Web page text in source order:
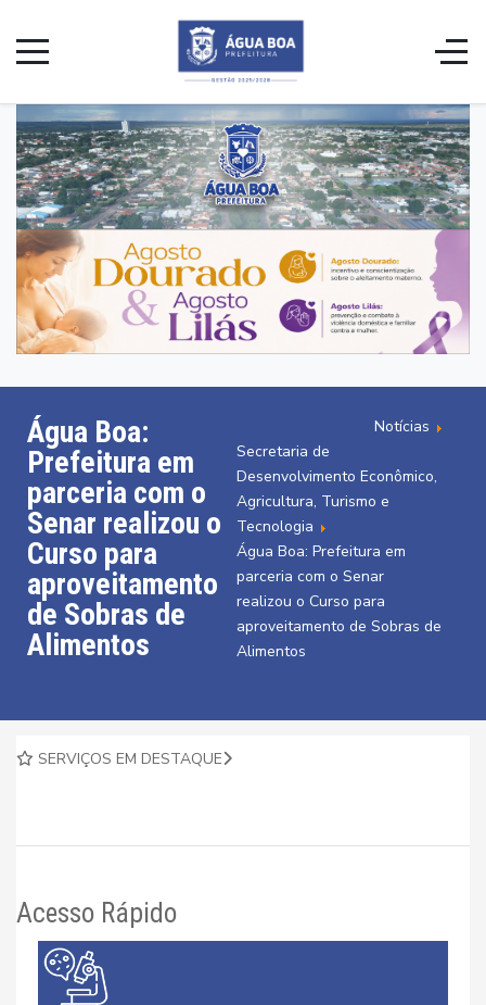
Água Boa:
Prefeitura em
parceria com o
Senar realizou o
Curso para
aproveitamento
de Sobras de
Alimentos
Notícias
Secretaria de
Desenvolvimento Econômico,
Agricultura, Turismo e
Tecnologia
Água Boa: Prefeitura em
parceria com o Senar
realizou o Curso para
aproveitamento de Sobras de
Alimentos
SERVIÇOS EM DESTAQUE
Acesso Rápido